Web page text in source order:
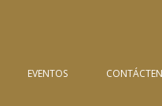
EVENTOS